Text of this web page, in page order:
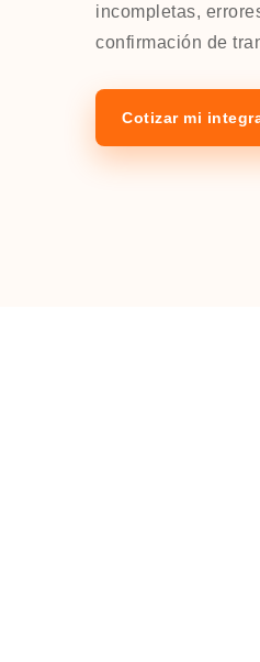
incompletas,
confirmación de
Cotizar mi